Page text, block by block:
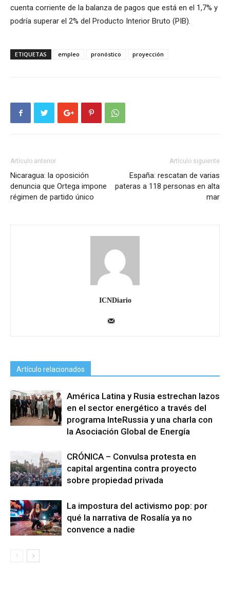
cuenta corriente de la balanza de pagos que está en el 1,7% y
podría superar el 2% del Producto Interior Bruto (PIB).
ETIQUETAS empleo pronóstico proyección
Artículo anterior
Nicaragua: la oposición
denuncia que Ortega impone
régimen de partido único
Artículo siguiente
España: rescatan de varias
pateras a 118 personas en alta
mar
ICNDiario
Artículo relacionados
América Latina y Rusia estrechan lazos
en el sector energético a través del
programa InteRussia y una charla con
la Asociación Global de Energía
CRÓNICA – Convulsa protesta en
capital argentina contra proyecto
sobre propiedad privada
La impostura del activismo pop: por
qué la narrativa de Rosalía ya no
convence a nadie